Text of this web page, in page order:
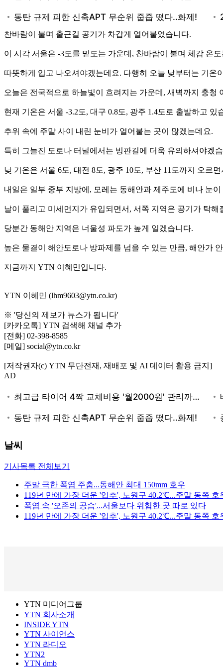
찬바람이 불며 출근길 공기가 차갑게 얼어붙었습니다.
이 시각 서울은 -3도를 밑도는 가운데, 찬바람이 불며 체감 온
따뜻하게 입고 나오셔야겠는데요. 다행히 오늘 낮부터는 기
오늘은 전국적으로 하늘빛이 흐려지는 가운데, 새벽까지 충
현재 기온은 서울 -3.2도, 대구 0.8도, 광주 1.4도로 출발하고 있
추위 속에 주말 사이 내린 눈비가 얼어붙는 곳이 많겠는데요.
특히 그늘진 도로나 터널에서는 빙판길에 더욱 유의하셔야겠
낮 기온은 서울 6도, 대전 8도, 광주 10도, 부산 11도까지 오르
내일은 일부 중부 지방에, 모레는 동해안과 제주도에 비나 눈
날이 풀리고 미세먼지가 유입되면서, 서쪽 지역은 공기가 탁해
당분간 동해안 지역은 너울성 파도가 높게 일겠습니다.
높은 물결이 해안도로나 방파제를 넘을 수 있는 만큼, 해안가
지금까지 YTN 이혜민입니다.
YTN 이혜민 (lhm9603@ytn.co.kr)
※ '당신의 제보가 뉴스가 됩니다'
[카카오톡] YTN 검색해 채널 추가
[전화] 02-398-8585
[메일] social@ytn.co.kr
[저작권자(c) YTN 무단전재, 재배포 및 AI 데이터 활용 금지]
AD
날씨
기사목록 전체보기
주말 극한 폭염 주춤...동해안 최대 150mm 호우
119년 만에 가장 더운 '입추', 노원구 40.2℃...주말 동쪽 호
폭염 속 '오존의 공습'...서울보다 위험한 곳 따로 있다
119년 만에 가장 더운 '입추', 노원구 40.2℃...주말 동쪽 호
YTN 미디어그룹
YTN 회사소개
INSIDE YTN
YTN 사이언스
YTN 라디오
YTN2
YTN dmb